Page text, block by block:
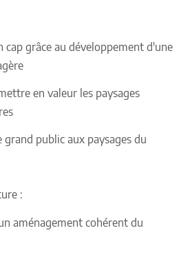
cap grâce au développement d'une
en valeur les paysages
grand public aux paysages du
:
aménagement cohérent du